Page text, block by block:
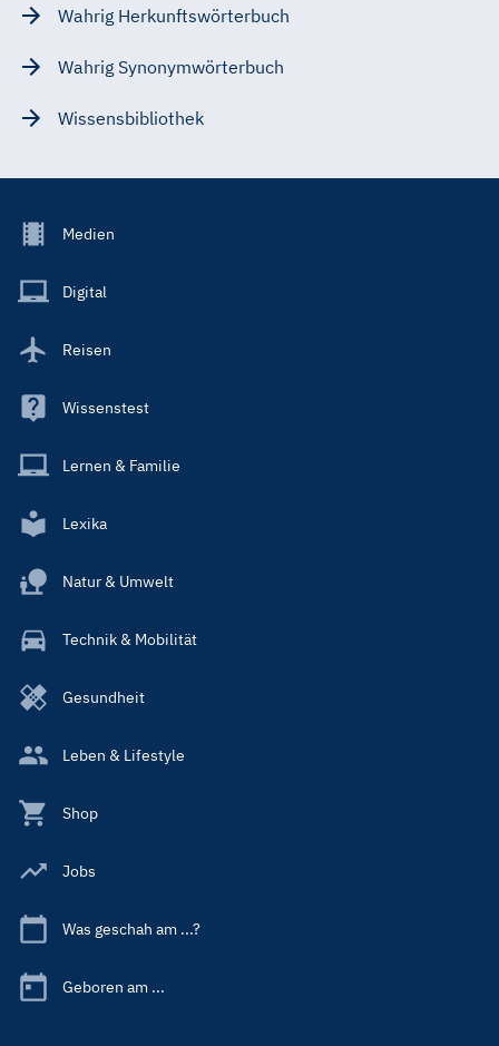
Wahrig Herkunftswörterbuch
Wahrig Synonymwörterbuch
Wissensbibliothek
Footer
Main
Medien
Digital
Reisen
Wissenstest
Lernen & Familie
Lexika
Natur & Umwelt
Technik & Mobilität
Gesundheit
Leben & Lifestyle
Shop
Jobs
Was geschah am ...?
Geboren am ...